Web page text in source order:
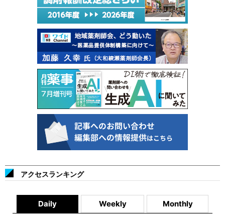
アクセスランキング
Daily Weekly Monthly